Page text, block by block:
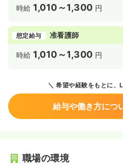
時給 1,010～1,300 円
想定給与 准看護師
時給 1,010～1,300 円
希望や経験をもとに、
給与や働き方につ
職場の環境